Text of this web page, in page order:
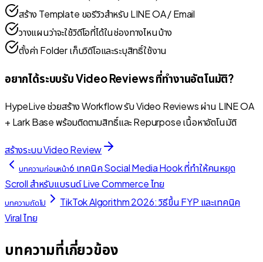
สร้าง Template ขอรีวิวสำหรับ LINE OA / Email
วางแผนว่าจะใช้วิดีโอที่ได้ในช่องทางไหนบ้าง
ตั้งค่า Folder เก็บวิดีโอและระบุสิทธิ์ใช้งาน
อยากได้ระบบรับ Video Reviews ที่ทำงานอัตโนมัติ?
HypeLive ช่วยสร้าง Workflow รับ Video Reviews ผ่าน LINE OA
+ Lark Base พร้อมติดตามสิทธิ์และ Repurpose เนื้อหาอัตโนมัติ
สร้างระบบ Video Review
บทความก่อนหน้า6 เทคนิค Social Media Hook ที่ทำให้คนหยุด
Scroll สำหรับแบรนด์ Live Commerce ไทย
บทความถัดไป
TikTok Algorithm 2026: วิธีขึ้น FYP และเทคนิค
Viral ไทย
บทความที่เกี่ยวข้อง